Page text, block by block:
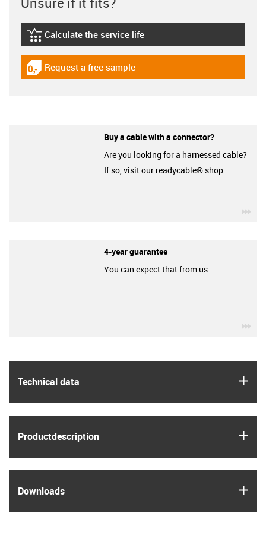
Technical data
Product­description
Downloads
igus-icon-lebensdauerrechner
Calculate the service life
igus-icon-gratismuster
Request a free sample
Buy a cable with a connector?
Are you looking for a harnessed cable?
If so, visit our readycable® shop.
4-year guarantee
You can expect that from us.